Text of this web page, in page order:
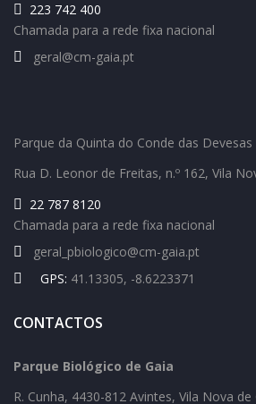
223 742 400
Chamada para a rede fixa nacional
geral@cm-gaia.pt
Parque da Quinta do Conde das Devesas
Rua D. Leonor de Freitas, n.º 162, Vila
22 787 8120
Chamada para a rede fixa nacional
geral_pbiologico@cm-gaia.pt
GPS: 41.13305, -8.6223371
CONTACTOS
Parque Biológico de Gaia
R. Cunha, 4430-812 Avintes, Vila Nova